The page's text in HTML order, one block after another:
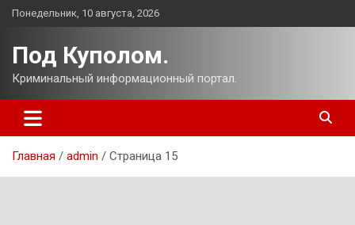
Перейти
Понедельник, 10 августа, 2026
Под Куполом.
Криминальный информационный портал.
Главная admin Страница 15